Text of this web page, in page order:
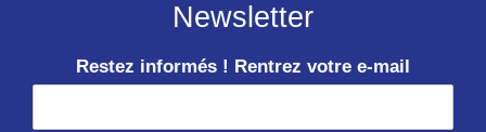
Newsletter
Restez informés ! Rentrez votre e-mail